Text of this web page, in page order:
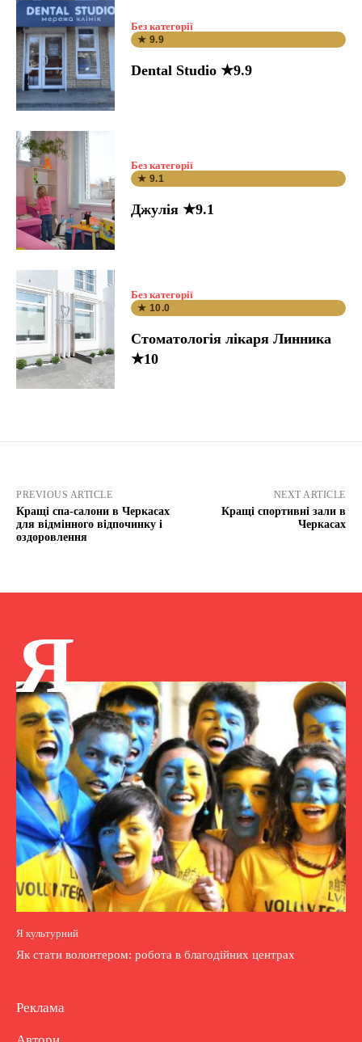
Без категорії
★ 9.9
Dental Studio ★9.9
Без категорії
★ 9.1
Джулія ★9.1
Без категорії
★ 10.0
Стоматологія лікаря Линника
★10
PREVIOUS ARTICLE
Кращі спа-салони в Черкасах
для відмінного відпочинку і
оздоровлення
NEXT ARTICLE
Кращі спортивні зали в
Черкасах
Я
Я культурний
Як стати волонтером: робота в благодійних центрах
Реклама